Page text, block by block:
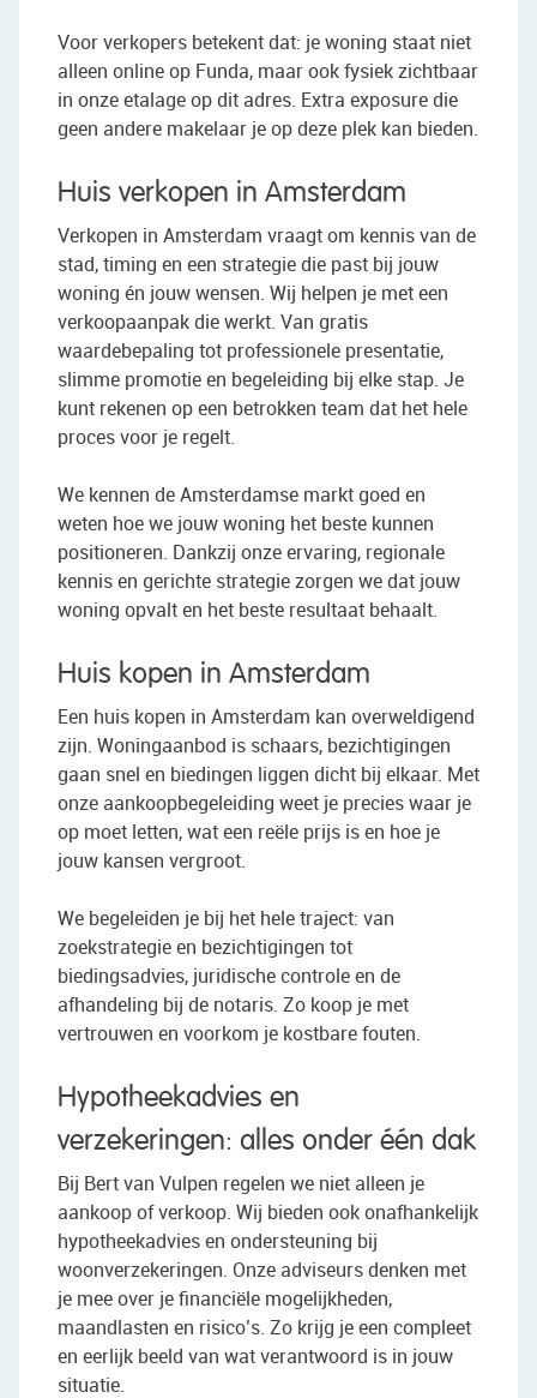
Voor verkopers betekent dat: je woning staat niet
alleen online op Funda, maar ook fysiek zichtbaar
in onze etalage op dit adres. Extra exposure die
geen andere makelaar je op deze plek kan bieden.
Huis verkopen in Amsterdam
Verkopen in Amsterdam vraagt om kennis van de
stad, timing en een strategie die past bij jouw
woning én jouw wensen. Wij helpen je met een
verkoopaanpak die werkt. Van gratis
waardebepaling tot professionele presentatie,
slimme promotie en begeleiding bij elke stap. Je
kunt rekenen op een betrokken team dat het hele
proces voor je regelt.
We kennen de Amsterdamse markt goed en
weten hoe we jouw woning het beste kunnen
positioneren. Dankzij onze ervaring, regionale
kennis en gerichte strategie zorgen we dat jouw
woning opvalt en het beste resultaat behaalt.
Huis kopen in Amsterdam
Een huis kopen in Amsterdam kan overweldigend
zijn. Woningaanbod is schaars, bezichtigingen
gaan snel en biedingen liggen dicht bij elkaar. Met
onze aankoopbegeleiding weet je precies waar je
op moet letten, wat een reële prijs is en hoe je
jouw kansen vergroot.
We begeleiden je bij het hele traject: van
zoekstrategie en bezichtigingen tot
biedingsadvies, juridische controle en de
afhandeling bij de notaris. Zo koop je met
vertrouwen en voorkom je kostbare fouten.
Hypotheekadvies en
verzekeringen: alles onder één dak
Bij Bert van Vulpen regelen we niet alleen je
aankoop of verkoop. Wij bieden ook onafhankelijk
hypotheekadvies en ondersteuning bij
woonverzekeringen. Onze adviseurs denken met
je mee over je financiële mogelijkheden,
maandlasten en risico’s. Zo krijg je een compleet
en eerlijk beeld van wat verantwoord is in jouw
situatie.